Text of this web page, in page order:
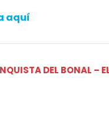
aquí
DEL BONAL –